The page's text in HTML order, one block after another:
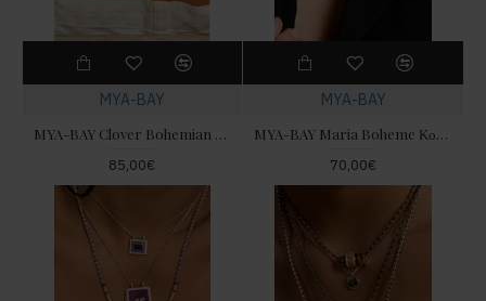
MYA-BAY
MYA-BAY Clover Bohemian Κολιέ
85,00€
MYA-BAY
MYA-BAY Maria Boheme Κολιέ
70,00€